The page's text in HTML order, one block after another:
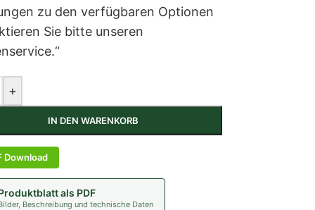
zu den verfügbaren Optionen
Sie bitte unseren
+
IN DEN WARENKORB
Download
als PDF
Beschreibung und technische Daten